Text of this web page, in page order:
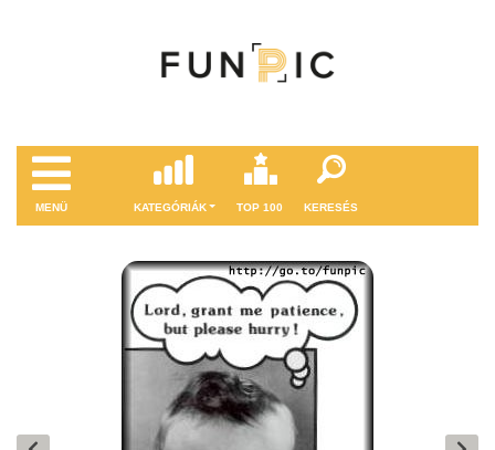
MENÜ KATEGÓRIÁK TOP 100 KERESÉS